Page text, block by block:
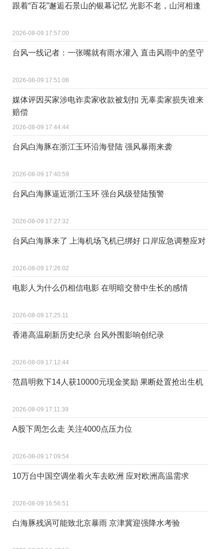
跟着“百花”邂逅石景山的银幕记忆 光影不老，山河相逢
2026-08-09 17:57:00
台风一线记者：一张嘴就有雨水灌入 直击风雨中的坚守
2026-08-09 17:51:08
媒体评因买家涉电诈卖家收款被划扣 无辜卖家损失谁来
赔偿
2026-08-09 17:44:44
台风白海豚在浙江玉环沿海登陆 强风暴雨来袭
2026-08-09 17:40:59
台风白海豚逼近浙江玉环 强台风级登陆预警
2026-08-09 17:27:32
台风白海豚来了 上海机场飞机已绑好 口岸应急调整应对
2026-08-09 17:26:02
电影人为什么仍相信电影 在明暗交替中生长的感情
2026-08-09 17:25:11
香港高温刷新历史纪录 台风外围影响创纪录
2026-08-09 17:12:44
范昌明救下14人获10000元现金奖励 果断处置抢出生机
2026-08-09 17:11:39
A股下周怎么走 关注4000点压力位
2026-08-09 17:09:54
10万台中国空调坐着火车去欧洲 应对欧洲高温需求
2026-08-09 16:56:51
白海豚残涡可能致北京暴雨 京津冀迎强降水考验